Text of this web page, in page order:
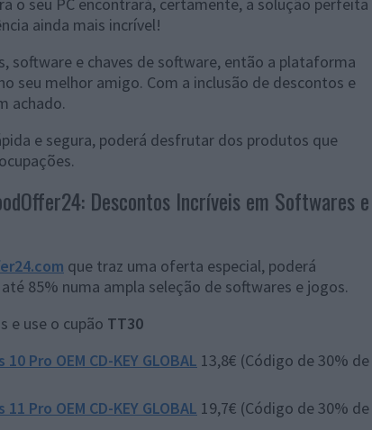
ainda mais incrível!
software e chaves de software, então a plataforma
seu melhor amigo. Com a inclusão de descontos e
achado.
e segura, poderá desfrutar dos produtos que
Descontos Incríveis em Softwares e
que traz uma oferta especial, poderá
85% numa ampla seleção de softwares e jogos.
e use o cupão TT30
Pro OEM CD-KEY GLOBAL 13,8€ (Código de 30% de
Pro OEM CD-KEY GLOBAL 19,7€ (Código de 30% de